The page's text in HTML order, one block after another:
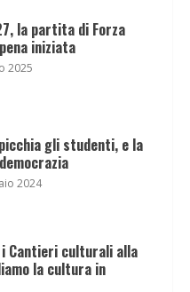
la partita di Forza
iniziata
2025
gli studenti, e la
2024
Cantieri culturali alla
la cultura in